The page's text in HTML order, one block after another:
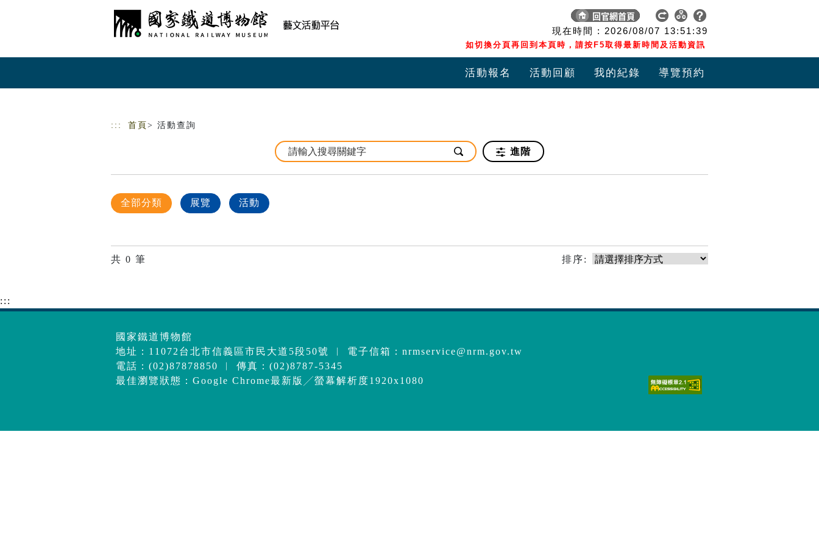
現在時間 : 2026/08/07 13:51:39
如切換分頁再回到本頁時，請按F5取得最新時間及活動資訊
活動報名 活動回顧 我的紀錄 導覽預約
::: 首頁 > 活動查詢
進階
全部分類 展覽 活動
共 0 筆 排序:
:::
國家鐵道博物館
地址：11072台北市信義區市民大道5段50號 ︱ 電子信箱： nrmservice@nrm.gov.tw
電話：(02)87878850 ︱ 傳真：(02)8787-5345
最佳瀏覽狀態：Google Chrome最新版╱螢幕解析度1920x1080